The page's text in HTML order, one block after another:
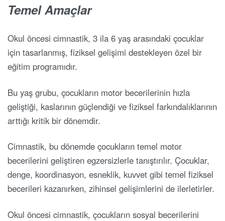
Temel Amaçlar
Okul öncesi cimnastik, 3 ila 6 yaş arasındaki çocuklar
için tasarlanmış, fiziksel gelişimi destekleyen özel bir
eğitim programıdır.
Bu yaş grubu, çocukların motor becerilerinin hızla
geliştiği, kaslarının güçlendiği ve fiziksel farkındalıklarının
arttığı kritik bir dönemdir.
Cimnastik, bu dönemde çocukların temel motor
becerilerini geliştiren egzersizlerle tanıştırılır. Çocuklar,
denge, koordinasyon, esneklik, kuvvet gibi temel fiziksel
becerileri kazanırken, zihinsel gelişimlerini de ilerletirler.
Okul öncesi cimnastik, çocukların sosyal becerilerini